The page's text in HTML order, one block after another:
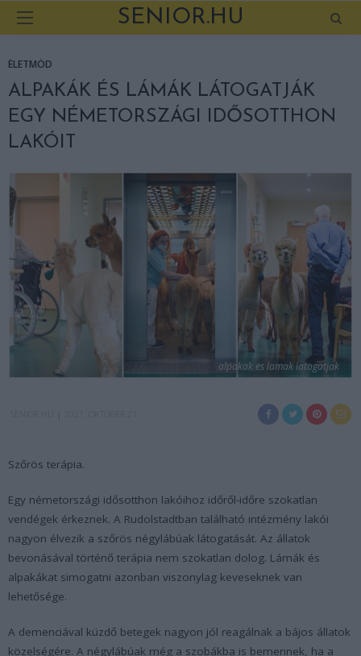
SENIOR.HU
ÉLETMÓD
ALPAKÁK ÉS LÁMÁK LÁTOGATJÁK
EGY NÉMETORSZÁGI IDŐSOTTHON
LAKÓIT
alpakak es lamak latogatjak
Szőrös terápia.
Egy németországi idősotthon lakóihoz időről-időre szokatlan
vendégek érkeznek. A Rudolstadtban található intézmény lakói
nagyon élvezik a szőrös négylábúak látogatását. Az állatok
bevonásával történő terápia nem szokatlan dolog. Lámák és
alpakákat simogatni azonban viszonylag keveseknek van
lehetősége.
A demenciával küzdő betegek nagyon jól reagálnak a bájos állatok
közelségére. A négylábúak még a szobákba is bemennek, ha a